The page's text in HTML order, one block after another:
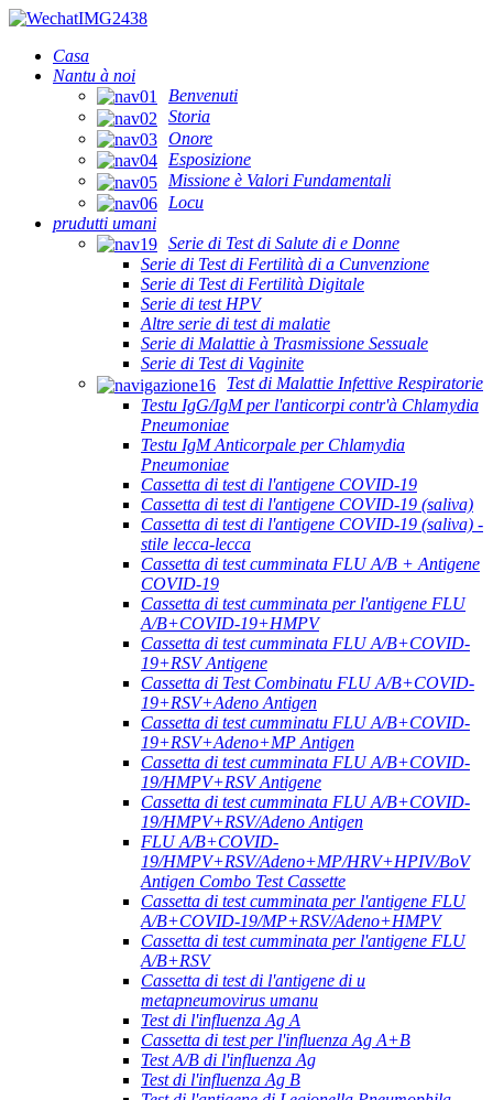
Casa
Nantu à noi
Benvenuti
Storia
Onore
Esposizione
Missione è Valori Fundamentali
Locu
prudutti umani
Serie di Test di Salute di e Donne
Serie di Test di Fertilità di a Cunvenzione
Serie di Test di Fertilità Digitale
Serie di test HPV
Altre serie di test di malatie
Serie di Malattie à Trasmissione Sessuale
Serie di Test di Vaginite
Test di Malattie Infettive Respiratorie
Testu IgG/IgM per l'anticorpi contr'à Chlamydia
Pneumoniae
Testu IgM Anticorpale per Chlamydia
Pneumoniae
Cassetta di test di l'antigene COVID-19
Cassetta di test di l'antigene COVID-19 (saliva)
Cassetta di test di l'antigene COVID-19 (saliva) -
stile lecca-lecca
Cassetta di test cumminata FLU A/B + Antigene
COVID-19
Cassetta di test cumminata per l'antigene FLU
A/B+COVID-19+HMPV
Cassetta di test cumminata FLU A/B+COVID-
19+RSV Antigene
Cassetta di Test Combinatu FLU A/B+COVID-
19+RSV+Adeno Antigen
Cassetta di test cumminatu FLU A/B+COVID-
19+RSV+Adeno+MP Antigen
Cassetta di test cumminata FLU A/B+COVID-
19/HMPV+RSV Antigene
Cassetta di test cumminata FLU A/B+COVID-
19/HMPV+RSV/Adeno Antigen
FLU A/B+COVID-
19/HMPV+RSV/Adeno+MP/HRV+HPIV/BoV
Antigen Combo Test Cassette
Cassetta di test cumminata per l'antigene FLU
A/B+COVID-19/MP+RSV/Adeno+HMPV
Cassetta di test cumminata per l'antigene FLU
A/B+RSV
Cassetta di test di l'antigene di u
metapneumovirus umanu
Test di l'influenza Ag A
Cassetta di test per l'influenza Ag A+B
Test A/B di l'influenza Ag
Test di l'influenza Ag B